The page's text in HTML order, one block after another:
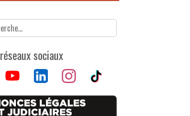
réseaux sociaux